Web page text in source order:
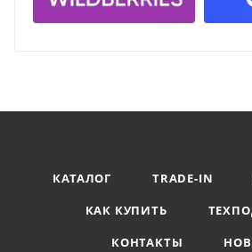
КАТАЛОГ TRADE-IN
КАК КУПИТЬ
КОНТАКТЫ